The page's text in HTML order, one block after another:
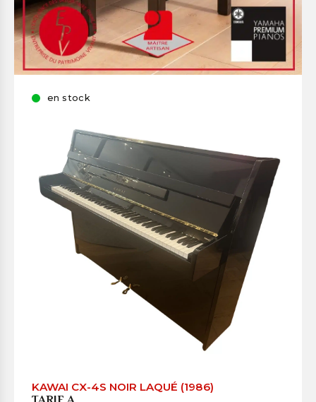
en stock
KAWAI CX-4S NOIR LAQUÉ (1986)